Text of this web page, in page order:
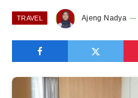
TRAVEL Ajeng Nadya